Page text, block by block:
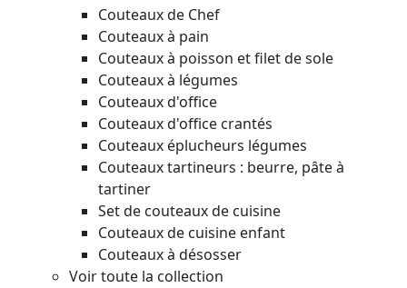
Couteaux de Chef
Couteaux à pain
Couteaux à poisson et filet de sole
Couteaux à légumes
Couteaux d'office
Couteaux d'office crantés
Couteaux éplucheurs légumes
Couteaux tartineurs : beurre, pâte à
tartiner
Set de couteaux de cuisine
Couteaux de cuisine enfant
Couteaux à désosser
Voir toute la collection